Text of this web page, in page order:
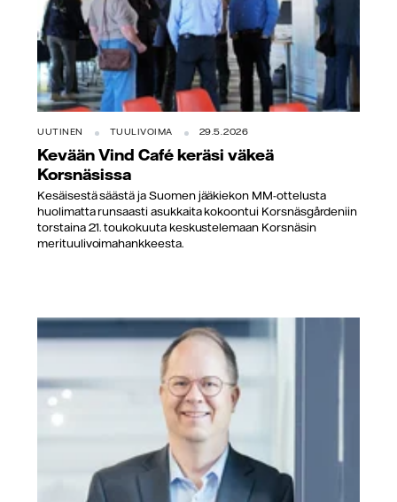
UUTINEN TUULIVOIMA 29.5.2026
Kevään Vind Café keräsi väkeä
Korsnäsissa
Kesäisestä säästä ja Suomen jääkiekon MM-ottelusta
huolimatta runsaasti asukkaita kokoontui Korsnäsgårdeniin
torstaina 21. toukokuuta keskustelemaan Korsnäsin
merituulivoimahankkeesta.